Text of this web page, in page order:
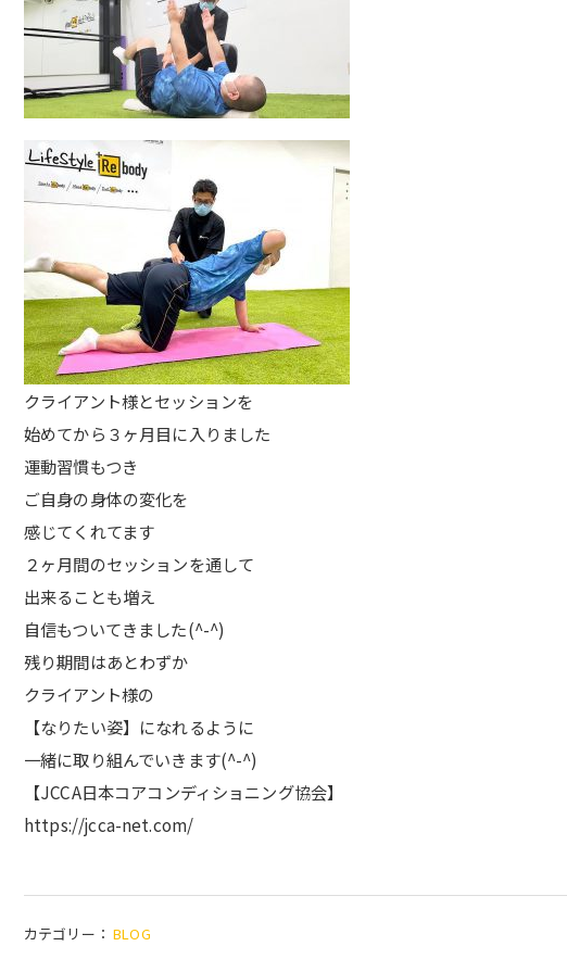
クライアント様とセッションを
始めてから３ヶ月目に入りました
運動習慣もつき
ご自身の身体の変化を
感じてくれてます
２ヶ月間のセッションを通して
出来ることも増え
自信もついてきました(^-^)
残り期間はあとわずか
クライアント様の
【なりたい姿】になれるように
一緒に取り組んでいきます(^-^)
【JCCA日本コアコンディショニング協会】
https://jcca-net.com/
カテゴリー： BLOG